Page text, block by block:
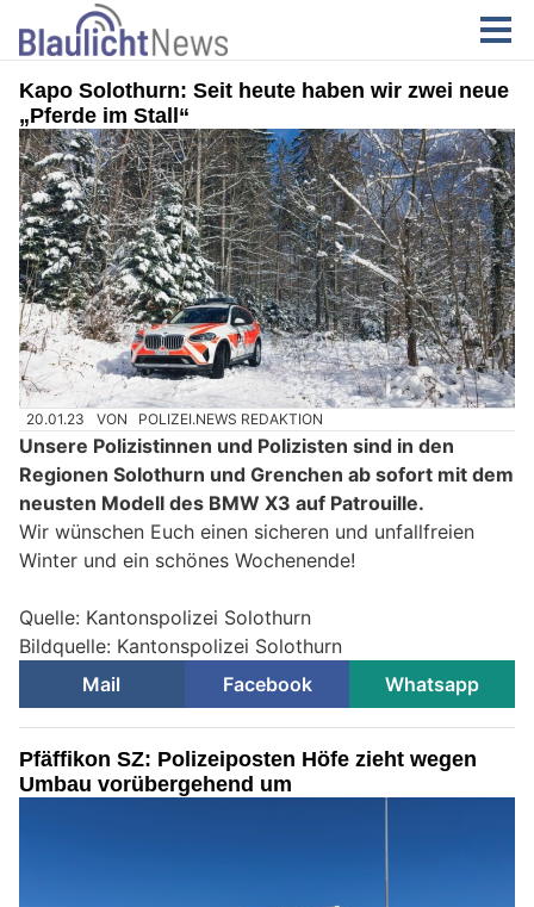
Kapo Solothurn: Seit heute haben wir zwei neue
„Pferde im Stall“
20.01.23 VON POLIZEI.NEWS REDAKTION
Unsere Polizistinnen und Polizisten sind in den
Regionen Solothurn und Grenchen ab sofort mit dem
neusten Modell des BMW X3 auf Patrouille.
Wir wünschen Euch einen sicheren und unfallfreien
Winter und ein schönes Wochenende!
Quelle: Kantonspolizei Solothurn
Bildquelle: Kantonspolizei Solothurn
Mail
Facebook Whatsapp
Pfäffikon SZ: Polizeiposten Höfe zieht wegen
Umbau vorübergehend um